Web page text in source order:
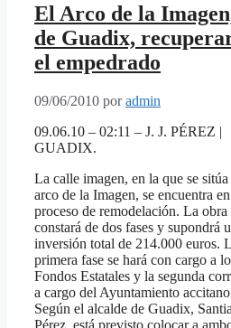
El Arco de la
de Guadix,
el empedrado
09/06/2010 poradmin
09.06.10 – 02:11 – J. J. PÉREZ |
GUADIX.
La calle imagen, en la que se sitúa
arco de la Imagen, se encuentra en
proceso de remodelación. La obra
constará de dos fases y supondrá
inversión total de 214.000 euros.
primera fase se hará con cargo a
Fondos Estatales y la segunda
a cargo del Ayuntamiento
Según el alcalde de Guadix,
Pérez, está previsto colocar a